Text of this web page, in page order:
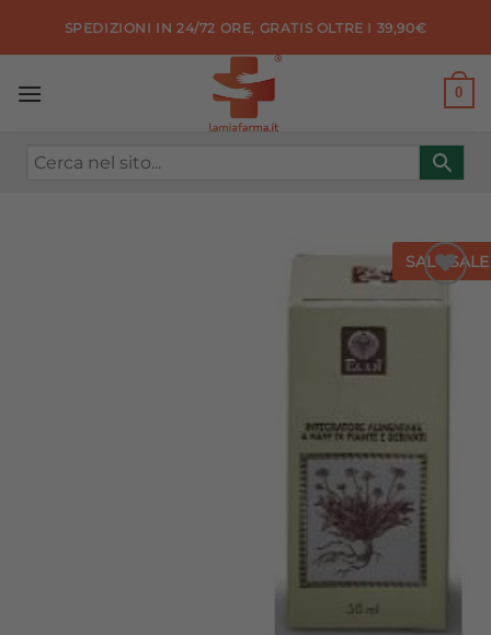
SPEDIZIONI IN 24/72 ORE, GRATIS OLTRE I 39,90€
0
SALE SALE
Aggiungi